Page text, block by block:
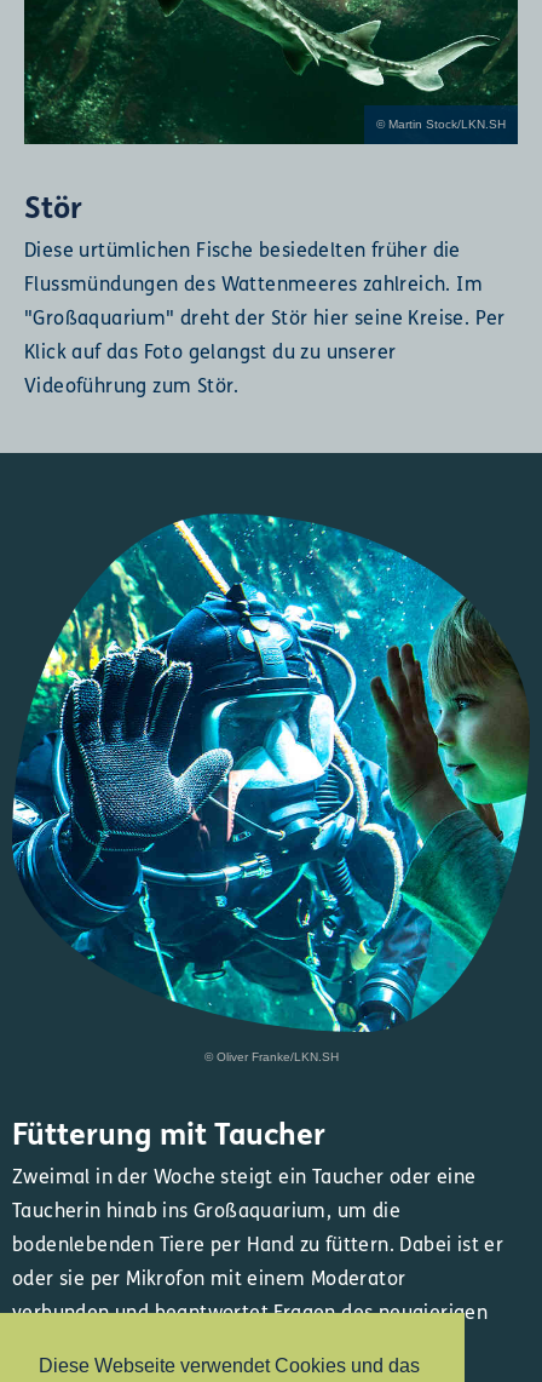
Diese Webseite verwendet Cookies und das
© Martin Stock/LKN.SH
Stör
Diese urtümlichen Fische besiedelten früher die
Flussmündungen des Wattenmeeres zahlreich. Im
"Großaquarium" dreht der Stör hier seine Kreise. Per
Klick auf das Foto gelangst du zu unserer
Videoführung zum Stör.
© Oliver Franke/LKN.SH
Fütterung mit Taucher
Zweimal in der Woche steigt ein Taucher oder eine
Taucherin hinab ins Großaquarium, um die
bodenlebenden Tiere per Hand zu füttern. Dabei ist er
oder sie per Mikrofon mit einem Moderator
verbunden und beantwortet Fragen des neugierigen